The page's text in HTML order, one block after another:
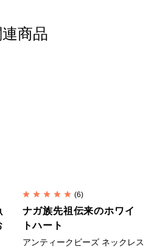
にも例えられます。
抜いた美しさ
ことで美しさと心地よさを追
商品
(6)
ナガ族先祖伝来のホワイ
トハート
アンティークビーズ ネックレス